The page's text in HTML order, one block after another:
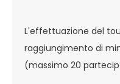
L'effettuazione del
raggiungimento di
(massimo 20